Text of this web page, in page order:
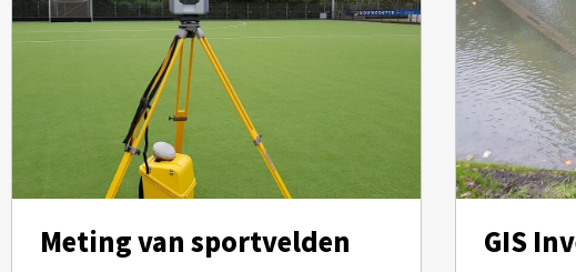
Meting van sportvelden GIS